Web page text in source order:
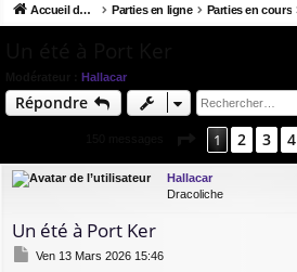
co u
Accueil du forum Parties en ligne Parties en cours
Hallacar
Répondre
Page 1sur 15
1 2 3 4
Hallacar
Dracoliche
Un été à Port Ker
M
Ven 13 Mars 2026 15:46